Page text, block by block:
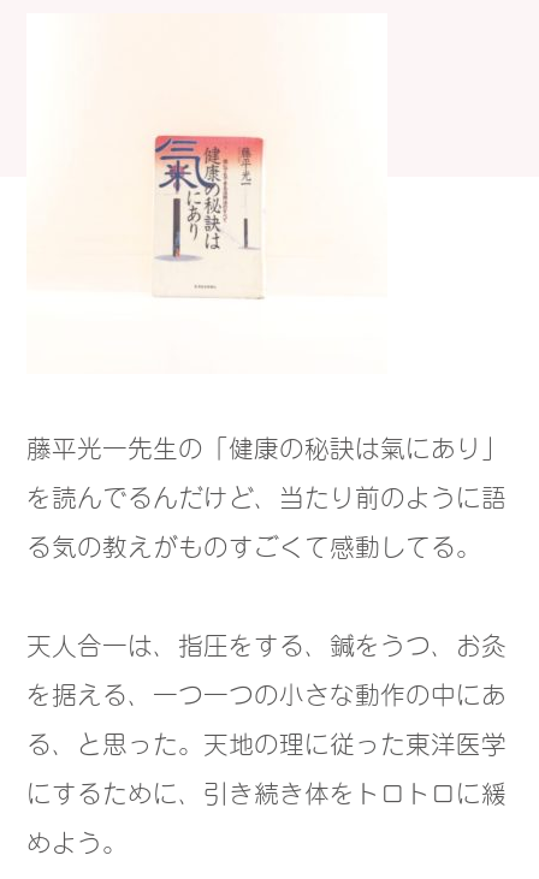
藤平光一先生の「健康の秘訣は氣にあり」
を読んでるんだけど、当たり前のように語
る気の教えがものすごくて感動してる。
天人合一は、指圧をする、鍼をうつ、お灸
を据える、一つ一つの小さな動作の中にあ
る、と思った。天地の理に従った東洋医学
にするために、引き続き体をトロトロに緩
めよう。